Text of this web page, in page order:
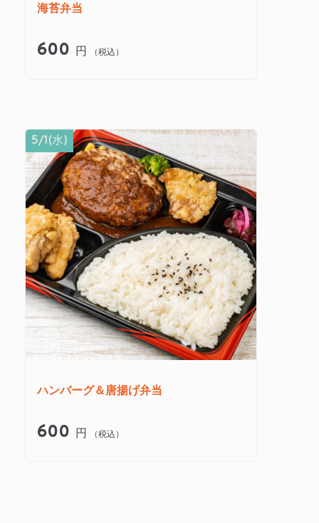
海苔弁当
600 円 （税込）
5/1(水)
ハンバーグ＆唐揚げ弁当
600 円 （税込）